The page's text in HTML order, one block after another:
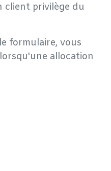
client privilège du
formulaire, vous
allocation